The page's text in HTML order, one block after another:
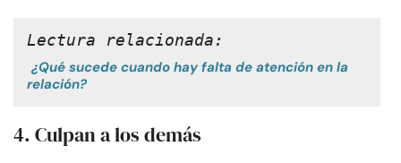
Lectura relacionada:
¿Qué sucede cuando hay falta de atención en la
relación?
4. Culpan a los demás